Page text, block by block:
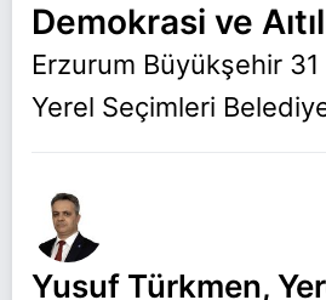
Demokrasi ve
Erzurum Büyükşehir
Yerel Seçimleri
Yusuf Türkmen,